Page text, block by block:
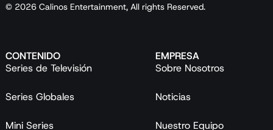
© 2026 Calinos Entertainment, All rights Reserved.
CONTENIDO
Series de Televisión
Series Globales
Mini Series
EMPRESA
Sobre Nosotros
Noticias
Nuestro Equipo